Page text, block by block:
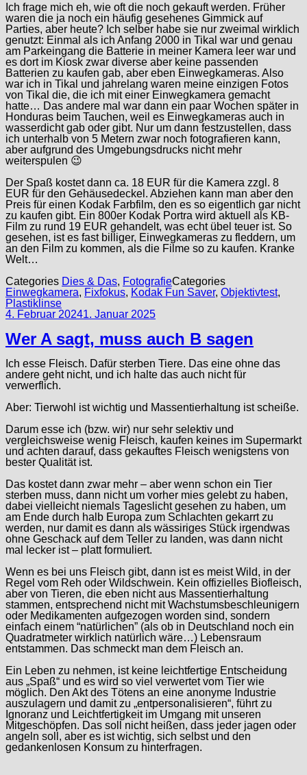
Ich frage mich eh, wie oft die noch gekauft werden. Früher
waren die ja noch ein häufig gesehenes Gimmick auf
Parties, aber heute? Ich selber habe sie nur zweimal wirklich
genutzt: Einmal als ich Anfang 2000 in Tikal war und genau
am Parkeingang die Batterie in meiner Kamera leer war und
es dort im Kiosk zwar diverse aber keine passenden
Batterien zu kaufen gab, aber eben Einwegkameras. Also
war ich in Tikal und jahrelang waren meine einzigen Fotos
von Tikal die, die ich mit einer Einwegkamera gemacht
hatte… Das andere mal war dann ein paar Wochen später in
Honduras beim Tauchen, weil es Einwegkameras auch in
wasserdicht gab oder gibt. Nur um dann festzustellen, dass
ich unterhalb von 5 Metern zwar noch fotografieren kann,
aber aufgrund des Umgebungsdrucks nicht mehr
weiterspulen 😉
Der Spaß kostet dann ca. 18 EUR für die Kamera zzgl. 8
EUR für den Gehäusedeckel. Abziehen kann man aber den
Preis für einen Kodak Farbfilm, den es so eigentlich gar nicht
zu kaufen gibt. Ein 800er Kodak Portra wird aktuell als KB-
Film zu rund 19 EUR gehandelt, was echt übel teuer ist. So
gesehen, ist es fast billiger, Einwegkameras zu fleddern, um
an den Film zu kommen, als die Filme so zu kaufen. Kranke
Welt…
Categories Dies & Das, FotografieCategories
Einwegkamera, Fixfokus, Kodak Fun Saver, Objektivtest,
Plastiklinse
4. Februar 20241. Januar 2025
Wer A sagt, muss auch B sagen
Ich esse Fleisch. Dafür sterben Tiere. Das eine ohne das
andere geht nicht, und ich halte das auch nicht für
verwerflich.
Aber: Tierwohl ist wichtig und Massentierhaltung ist scheiße.
Darum esse ich (bzw. wir) nur sehr selektiv und
vergleichsweise wenig Fleisch, kaufen keines im Supermarkt
und achten darauf, dass gekauftes Fleisch wenigstens von
bester Qualität ist.
Das kostet dann zwar mehr – aber wenn schon ein Tier
sterben muss, dann nicht um vorher mies gelebt zu haben,
dabei vielleicht niemals Tageslicht gesehen zu haben, um
am Ende durch halb Europa zum Schlachten gekarrt zu
werden, nur damit es dann als wässiriges Stück irgendwas
ohne Geschack auf dem Teller zu landen, was dann nicht
mal lecker ist – platt formuliert.
Wenn es bei uns Fleisch gibt, dann ist es meist Wild, in der
Regel vom Reh oder Wildschwein. Kein offizielles Biofleisch,
aber von Tieren, die eben nicht aus Massentierhaltung
stammen, entsprechend nicht mit Wachstumsbeschleunigern
oder Medikamenten aufgezogen worden sind, sondern
einfach einem “natürlichen” (als ob in Deutschland noch ein
Quadratmeter wirklich natürlich wäre…) Lebensraum
entstammen. Das schmeckt man dem Fleisch an.
Ein Leben zu nehmen, ist keine leichtfertige Entscheidung
aus „Spaß“ und es wird so viel verwertet vom Tier wie
möglich. Den Akt des Tötens an eine anonyme Industrie
auszulagern und damit zu „entpersonalisieren“, führt zu
Ignoranz und Leichtfertigkeit im Umgang mit unseren
Mitgeschöpfen. Das soll nicht heißen, dass jeder jagen oder
angeln soll, aber es ist wichtig, sich selbst und den
gedankenlosen Konsum zu hinterfragen.